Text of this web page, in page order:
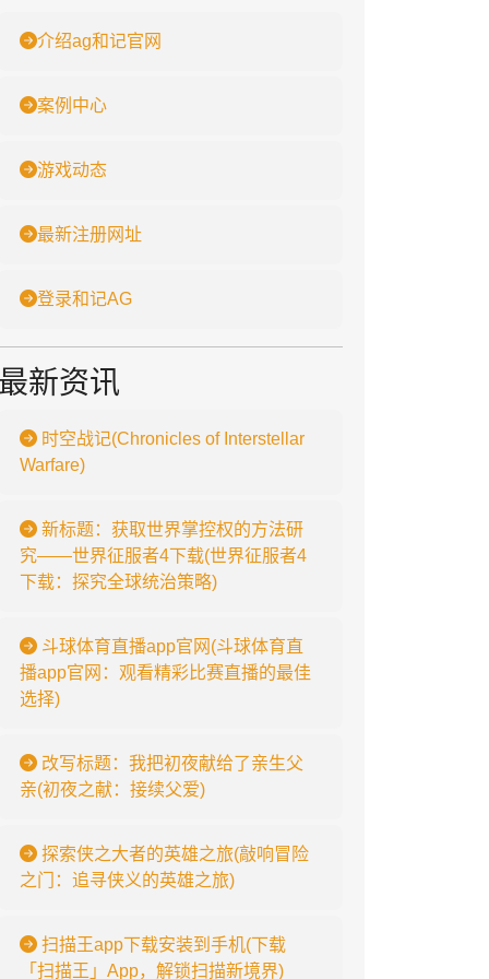
介绍ag和记官网
案例中心
游戏动态
最新注册网址
登录和记AG
新资讯
时空战记(Chronicles of Interstellar
Warfare)
新标题：获取世界掌控权的方法研
究——世界征服者4下载(世界征服者4
下载：探究全球统治策略)
斗球体育直播app官网(斗球体育直
播app官网：观看精彩比赛直播的最佳
选择)
改写标题：我把初夜献给了亲生父
亲(初夜之献：接续父爱)
探索侠之大者的英雄之旅(敲响冒险
之门：追寻侠义的英雄之旅)
扫描王app下载安装到手机(下载
「扫描王」App，解锁扫描新境界)